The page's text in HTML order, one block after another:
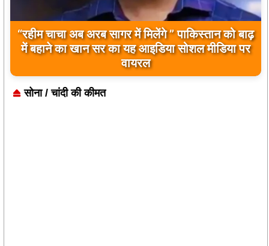
“रहीम चाचा अब अरब सागर में मिलेंगे ” पाकिस्तान को बाढ़
में बहाने का खान सर का यह आइडिया सोशल मीडिया पर
वायरल
सोना / चांदी की कीमत